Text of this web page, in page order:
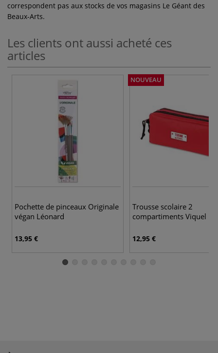
correspondent pas aux stocks de vos magasins Le Géant des
Beaux-Arts.
Les clients ont aussi acheté ces
articles
Pochette de pinceaux Originale
végan Léonard
13,95 €
NOUVEAU
Trousse scolaire 2
compartiments Viquel
12,95 €